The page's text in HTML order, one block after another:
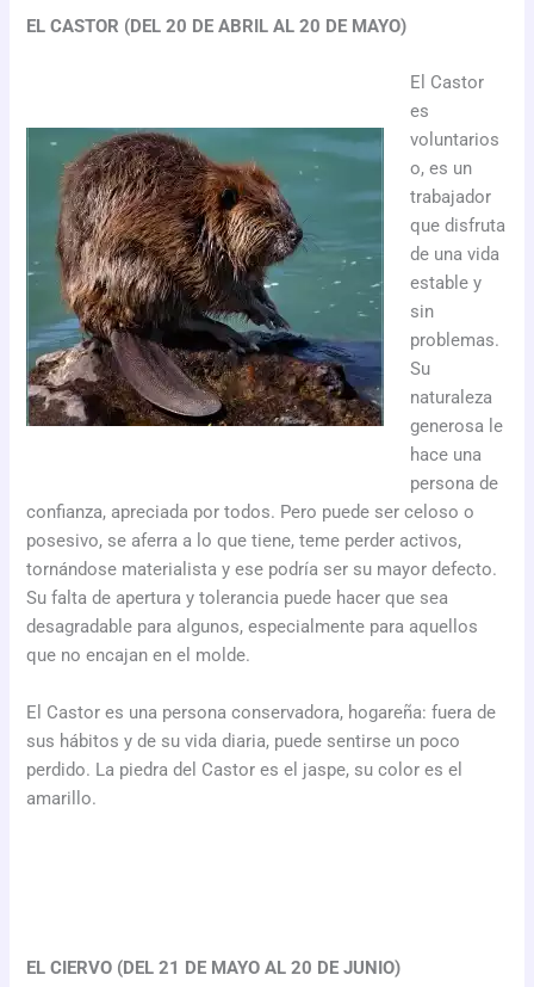
EL CASTOR (DEL 20 DE ABRIL AL 20 DE MAYO)
El Castor
es
voluntarios
o, es un
trabajador
que disfruta
de una vida
estable y
sin
problemas.
Su
naturaleza
generosa le
hace una
persona de
confianza, apreciada por todos. Pero puede ser celoso o
posesivo, se aferra a lo que tiene, teme perder activos,
tornándose materialista y ese podría ser su mayor defecto.
Su falta de apertura y tolerancia puede hacer que sea
desagradable para algunos, especialmente para aquellos
que no encajan en el molde.
El Castor es una persona conservadora, hogareña: fuera de
sus hábitos y de su vida diaria, puede sentirse un poco
perdido. La piedra del Castor es el jaspe, su color es el
amarillo.
EL CIERVO (DEL 21 DE MAYO AL 20 DE JUNIO)